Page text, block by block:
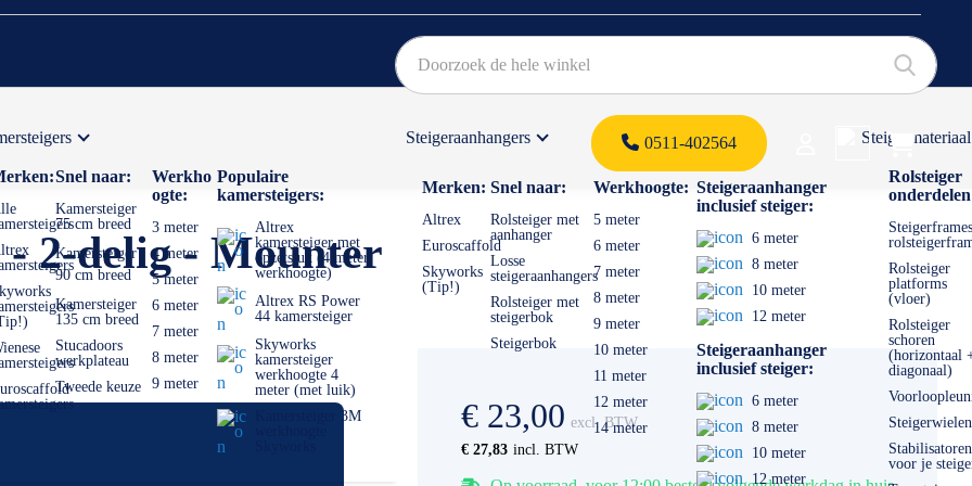
0511-402564
Snel naar:
Kamersteiger
75 cm breed
Kamersteiger
90 cm breed
Kamersteiger
135 cm breed
Stucadoors
werkplateau
Tweede keuze
Werkho
ogte:
3 meter
4 meter
5 meter
6 meter
7 meter
8 meter
9 meter
Populaire
kamersteigers:
Altrex
kamersteiger met
opzetstuk (4 meter
werkhoogte)
Altrex RS Power
44 kamersteiger
Skyworks
kamersteiger
werkhoogte 4
meter (met luik)
Kamersteiger 3M
Steigeraanhangers
Merken:
Altrex
Euroscaffold
Skyworks
(Tip!)
Snel naar:
Rolsteiger met
aanhanger
Losse
steigeraanhangers
Rolsteiger met
steigerbok
Steigerbok
Werkhoogte:
5 meter
6 meter
7 meter
8 meter
9 meter
10 meter
11 meter
12 meter
14 meter
Steigeraanhanger
inclusief steiger:
6 meter
8 meter
10 meter
12 meter
Steigeraanhanger
inclusief steiger:
6 meter
8 meter
10 meter
12 meter
Steigermateriaal
Rolsteiger
Rolsteiger
platforms
(vloer)
Rolsteiger
schoren
(horizontaal
diagonaal)
Steigerwielen
Stabilisatoren
voor je
2-delig - Mounter
€ 27,83
€ 23,00